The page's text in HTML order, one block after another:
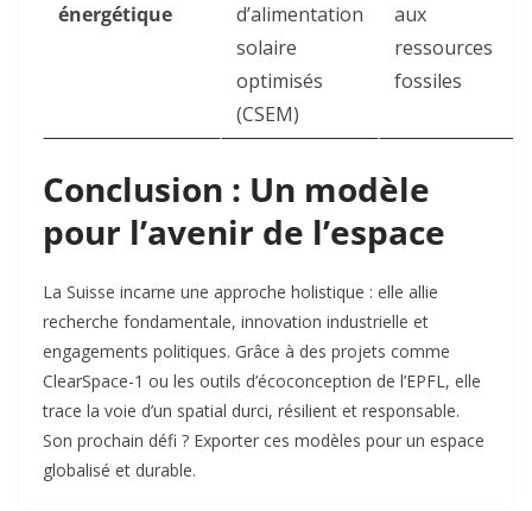
énergétique
d’alimentation
solaire
optimisés
(CSEM)
aux
ressources
fossiles
Conclusion : Un modèle
pour l’avenir de l’espace
La Suisse incarne une approche holistique : elle allie
recherche fondamentale, innovation industrielle et
engagements politiques. Grâce à des projets comme
ClearSpace-1 ou les outils d’écoconception de l’EPFL, elle
trace la voie d’un spatial durci, résilient et responsable.
Son prochain défi ? Exporter ces modèles pour un espace
globalisé et durable.